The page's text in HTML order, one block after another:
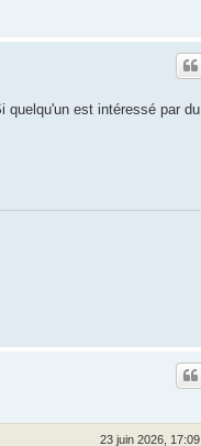
quelqu'un est intéressé par du
23 juin 2026, 17:09